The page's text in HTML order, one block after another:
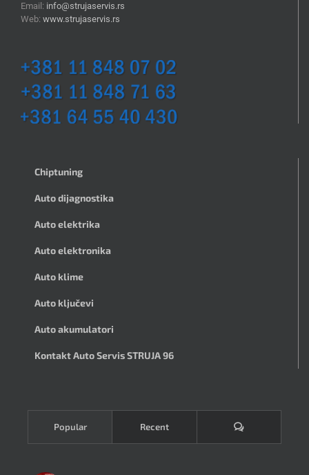
Email: info@strujaservis.rs
Web: www.strujaservis.rs
Chiptuning
Auto dijagnostika
Auto elektrika
Auto elektronika
Auto klime
Auto ključevi
Auto akumulatori
Kontakt Auto Servis STRUJA 96
Popular Recent Komentari